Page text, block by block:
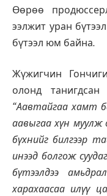
Өөрөө
ээлжит уран
бүтээл юм байна.
Жүжигчин
олонд танигдсан
“Аавтайгаа хамт
аавыгаа хүн муулж
бүхнийг билгээр
инээд болгож
бүтээлдээ
харахаасаа илүү